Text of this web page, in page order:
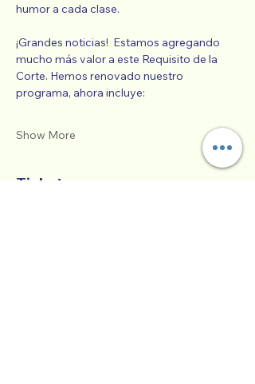
humor a cada clase.
¡Grandes noticias!  Estamos agregando
mucho más valor a este Requisito de la
Corte. Hemos renovado nuestro
programa, ahora incluye:
Show More
Tickets